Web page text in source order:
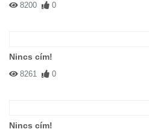
8200 0
Nincs cím!
8261 0
Nincs cím!